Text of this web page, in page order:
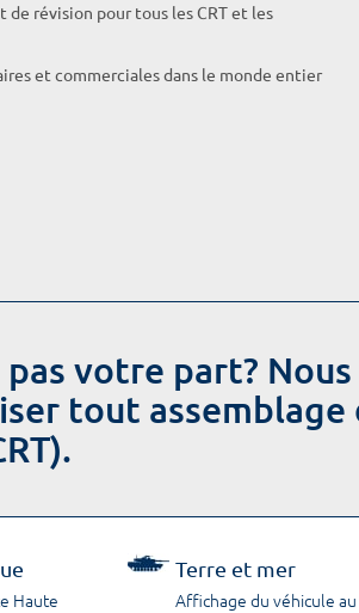
révision pour tous les CRT et les
et commerciales dans le monde entier
votre part?
tout assemblage
Haute
Terre et mer
Affichage du véhicule au